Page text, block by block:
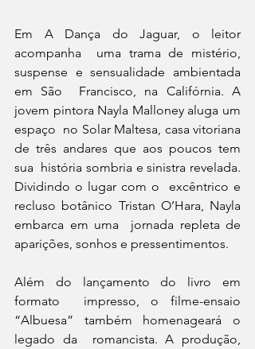
Em A Dança do Jaguar, o leitor
acompanha  uma trama de mistério,
suspense e sensualidade ambientada
em São  Francisco, na Califórnia. A
jovem pintora Nayla Malloney aluga um
espaço  no Solar Maltesa, casa vitoriana
de três andares que aos poucos tem
sua  história sombria e sinistra revelada.
Dividindo o lugar com o  excêntrico e
recluso botânico Tristan O’Hara, Nayla
embarca em uma  jornada repleta de
aparições, sonhos e pressentimentos.
Além do lançamento do livro em
formato  impresso, o filme-ensaio
“Albuesa” também homenageará o
legado da  romancista. A produção,